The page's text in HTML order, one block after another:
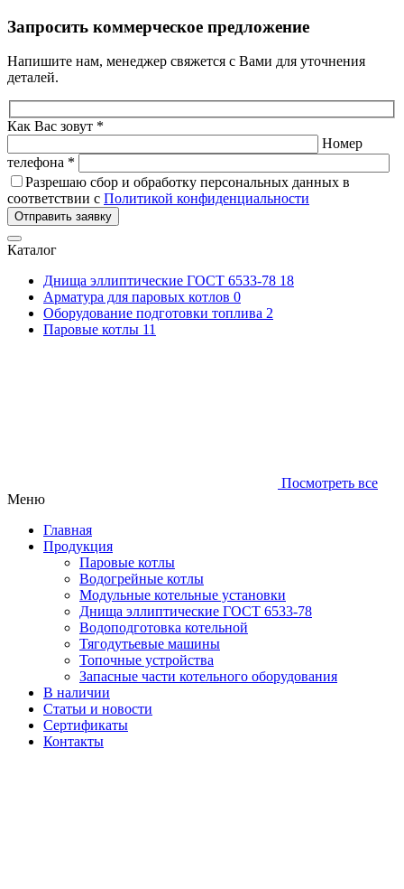
Запросить коммерческое предложение
Напишите нам, менеджер свяжется с Вами для уточнения
деталей.
Как Вас зовут *
Номер
телефона *
Разрешаю сбор и обработку персональных данных в
соответствии с Политикой конфиденциальности
Отправить заявку
Каталог
Днища эллиптические ГОСТ 6533-78 18
Арматура для паровых котлов 0
Оборудование подготовки топлива 2
Паровые котлы 11
Посмотреть все
Меню
Главная
Продукция
Паровые котлы
Водогрейные котлы
Модульные котельные установки
Днища эллиптические ГОСТ 6533-78
Водоподготовка котельной
Тягодутьевые машины
Топочные устройства
Запасные части котельного оборудования
В наличии
Статьи и новости
Сертификаты
Контакты